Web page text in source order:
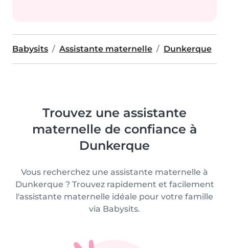
Babysits Assistante maternelle Dunkerque
Trouvez une assistante
maternelle de confiance à
Dunkerque
Vous recherchez une assistante maternelle à
Dunkerque ? Trouvez rapidement et facilement
l'assistante maternelle idéale pour votre famille
via Babysits.